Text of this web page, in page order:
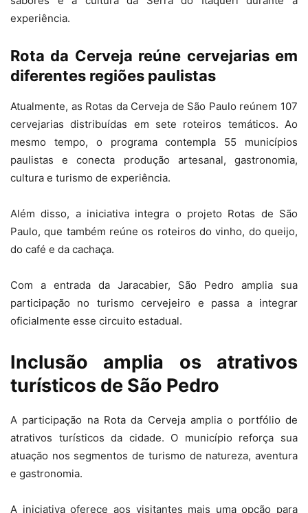
experiência.
Rota da Cerveja reúne cervejarias em
diferentes regiões paulistas
Atualmente, as Rotas da Cerveja de São Paulo reúnem 107
cervejarias distribuídas em sete roteiros temáticos. Ao
mesmo tempo, o programa contempla 55 municípios
paulistas e conecta produção artesanal, gastronomia,
cultura e turismo de experiência.
Além disso, a iniciativa integra o projeto Rotas de São
Paulo, que também reúne os roteiros do vinho, do queijo,
do café e da cachaça.
Com a entrada da Jaracabier, São Pedro amplia sua
participação no turismo cervejeiro e passa a integrar
oficialmente esse circuito estadual.
Inclusão amplia os atrativos
turísticos de São Pedro
A participação na Rota da Cerveja amplia o portfólio de
atrativos turísticos da cidade. O município reforça sua
atuação nos segmentos de turismo de natureza, aventura
e gastronomia.
A iniciativa oferece aos visitantes mais uma opção para